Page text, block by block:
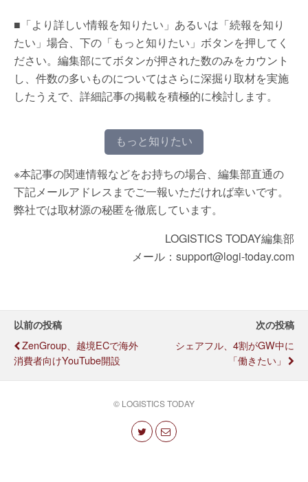
■「より詳しい情報を知りたい」あるいは「続報を知り
たい」場合、下の「もっと知りたい」ボタンを押してく
ださい。編集部にてボタンが押された数のみをカウント
し、件数の多いものについてはさらに深掘り取材を実施
したうえで、詳細記事の掲載を積極的に検討します。
もっと知りたい
※本記事の関連情報などをお持ちの場合、編集部直通の
下記メールアドレスまでご一報いただければ幸いです。
弊社では取材源の秘匿を徹底しています。
LOGISTICS TODAY編集部
メール：support@logi-today.com
以前の投稿
ZenGroup、越境ECで海外
消費者向けYouTube開設
次の投稿
シェアフル、4割がGW中に
「働きたい」
© LOGISTICS TODAY